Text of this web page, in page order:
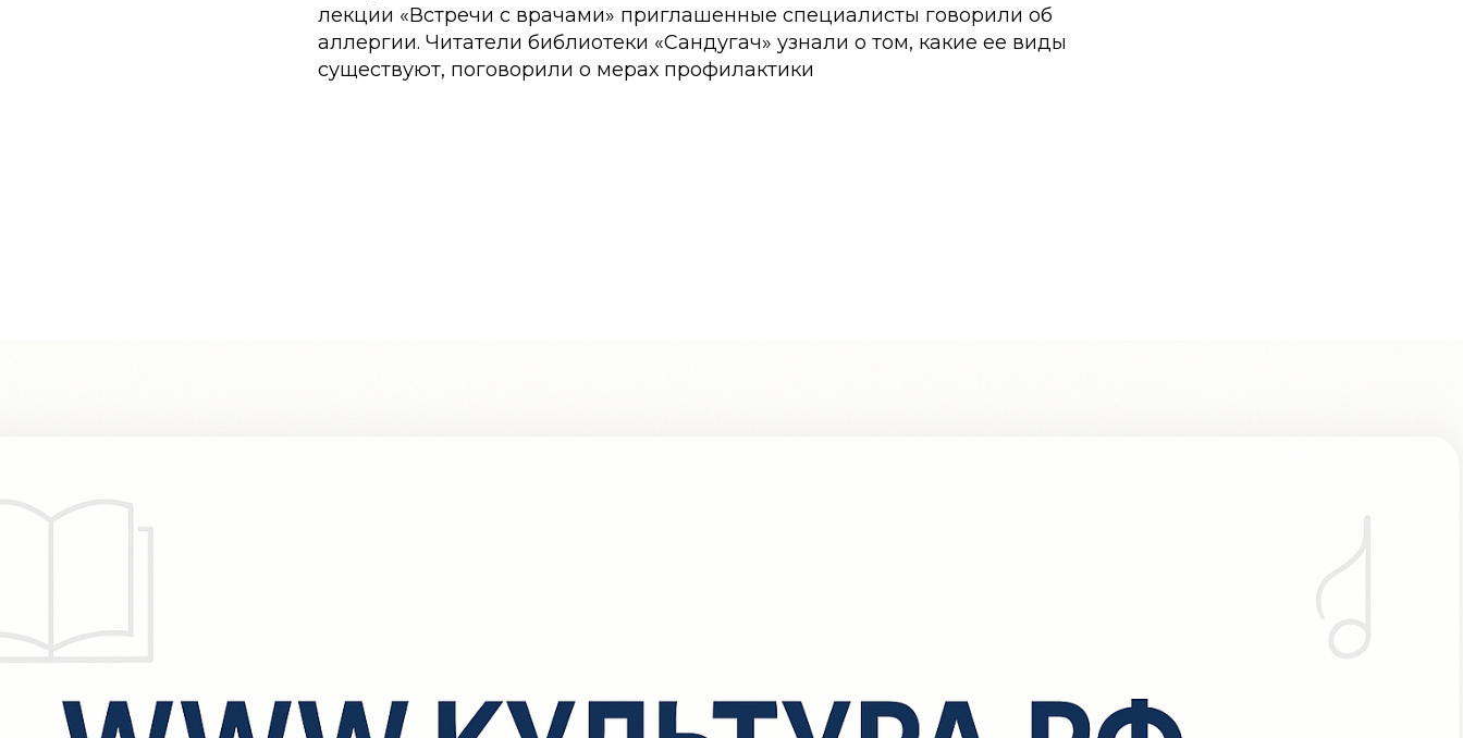
лекции «Встречи с врачами» приглашенные специалисты говорили об
аллергии. Читатели библиотеки «Сандугач» узнали о том, какие ее виды
существуют, поговорили о мерах профилактики